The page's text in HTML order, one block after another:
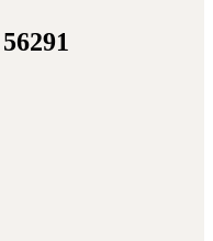
56291